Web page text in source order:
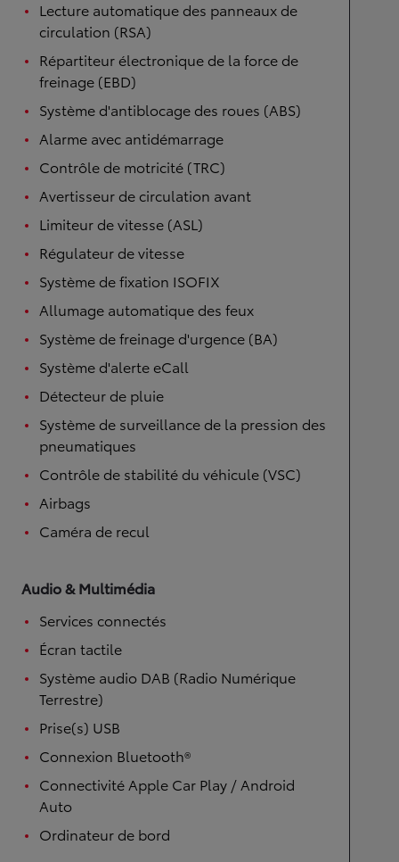
Lecture automatique des panneaux de
circulation (RSA)
Répartiteur électronique de la force de
freinage (EBD)
Système d'antiblocage des roues (ABS)
Alarme avec antidémarrage
Contrôle de motricité (TRC)
Avertisseur de circulation avant
Limiteur de vitesse (ASL)
Régulateur de vitesse
Système de fixation ISOFIX
Allumage automatique des feux
Système de freinage d'urgence (BA)
Système d'alerte eCall
Détecteur de pluie
Système de surveillance de la pression des
pneumatiques
Contrôle de stabilité du véhicule (VSC)
Airbags
Caméra de recul
Audio & Multimédia
Services connectés
Écran tactile
Système audio DAB (Radio Numérique
Terrestre)
Prise(s) USB
Connexion Bluetooth®
Connectivité Apple Car Play / Android
Auto
Ordinateur de bord